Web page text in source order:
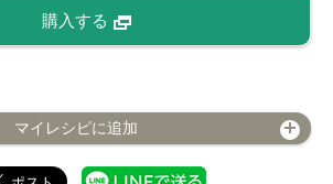
購入する
マイレシピに追加